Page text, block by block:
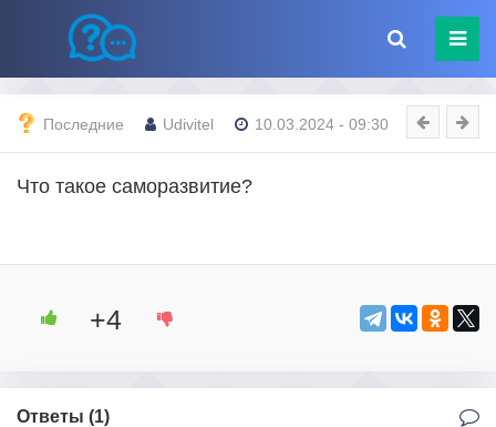
Последние Udivitel 10.03.2024 - 09:30
Что такое саморазвитие?
+4
Ответы (1)